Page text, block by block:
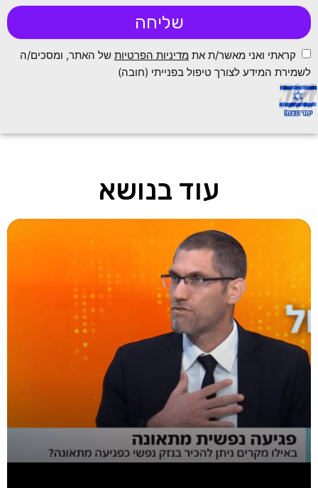
שליחה
קראתי ואני מאשר/ת את מדיניות הפרטיות של האתר, ומסכים/ה
לשמירת המידע לצורך טיפול בפנייתי (חובה)
עוד בנושא